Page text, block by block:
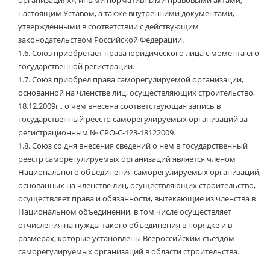
настоящим Уставом, а также внутренними документами,
утвержденными в соответствии с действующим
законодательством Российской Федерации.
1.6.Союз приобретает права юридического лица с момента его
государственной регистрации.
1.7.Союз приобрел права саморегулируемой организации,
основанной на членстве лиц, осуществляющих строительство,
18.12.2009г., о чем внесена соответствующая запись в
государственный реестр саморегулируемых организаций за
регистрационным № СРО-С-123-18122009.
1.8.Союз со дня внесения сведений о нем в государственный
реестр саморегулируемых организаций является членом
Национального объединения саморегулируемых организаций,
основанных на членстве лиц, осуществляющих строительство,
осуществляет права и обязанности, вытекающие из членства в
Национальном объединении, в том числе осуществляет
отчисления на нужды такого объединения в порядке и в
размерах, которые установлены Всероссийским съездом
саморегулируемых организаций в области строительства.